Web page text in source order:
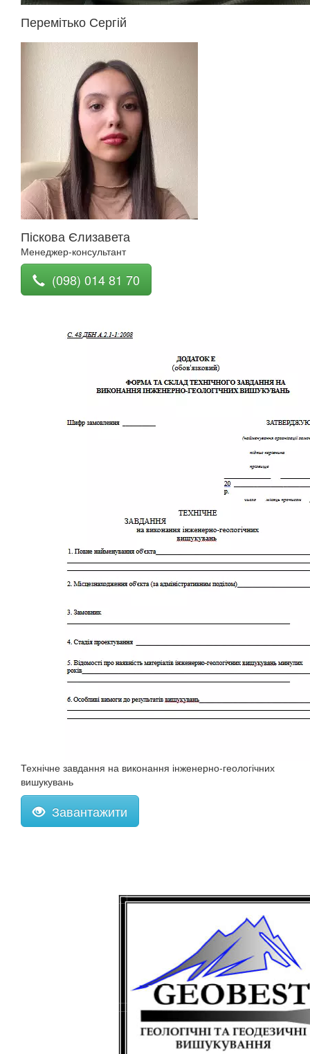
Перемітько Сергій
Піскова Єлизавета
Менеджер-консультант
(098) 014 81 70
Технічне завдання на виконання інженерно-геологічних
вишукувань
Завантажити